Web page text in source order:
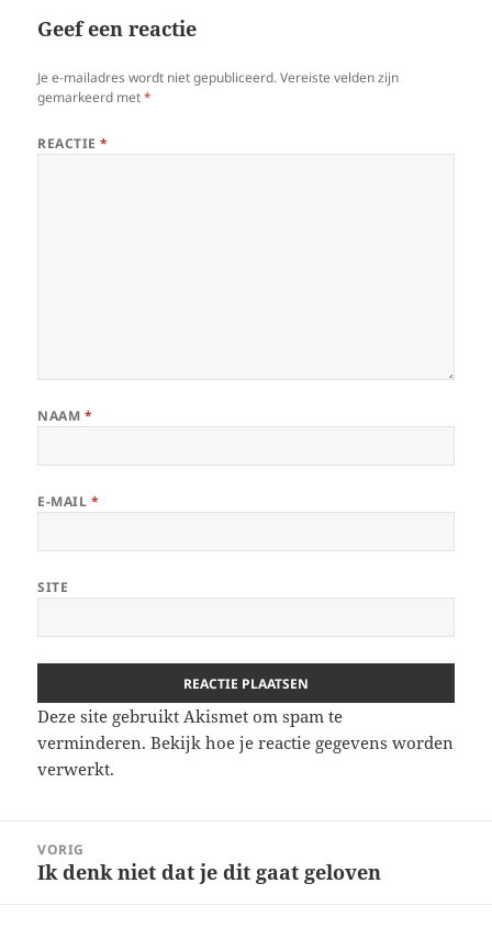
Geef een reactie
Je e-mailadres wordt niet gepubliceerd. Vereiste velden zijn
gemarkeerd met*
REACTIE*
NAAM *
E-MAIL *
SITE
Deze site gebruikt Akismet om spam te
verminderen.Bekijk hoe je reactie gegevens worden
verwerkt.
VORIG
Vorig
Ik denk niet dat je dit gaat geloven